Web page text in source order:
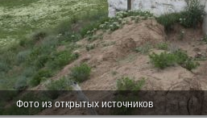
Фото из открытых источников